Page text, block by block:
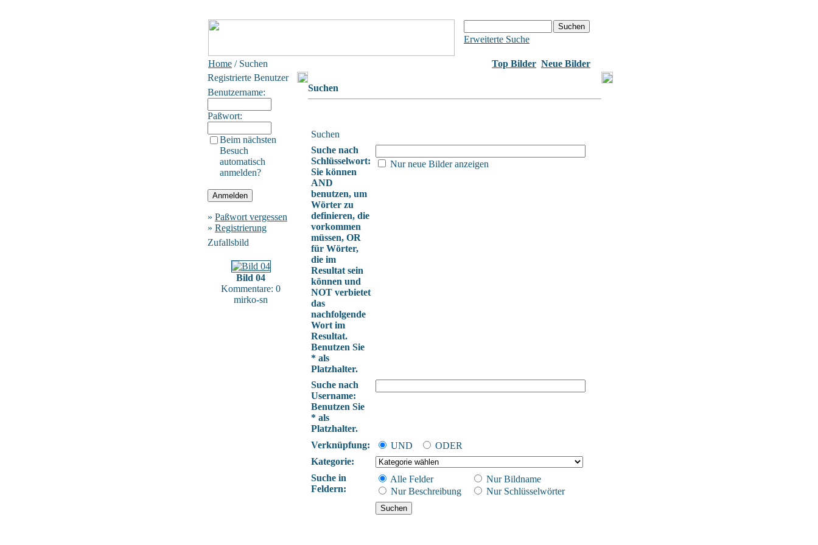
Erweiterte Suche
Home / Suchen Top Bilder Neue Bilder
Registrierte Benutzer
Benutzername:
Paßwort:
Beim nächsten
Besuch
automatisch
anmelden?
» Paßwort vergessen
» Registrierung
Zufallsbild
Bild 04
Kommentare: 0
mirko-sn
Suchen
Suchen
Suche nach
Schlüsselwort:
Sie können
AND
benutzen, um
Wörter zu
definieren, die
vorkommen
müssen, OR
für Wörter,
die im
Resultat sein
können und
NOT verbietet
das
nachfolgende
Wort im
Resultat.
Benutzen Sie
* als
Platzhalter.
Nur neue Bilder anzeigen
Suche nach
Username:
Benutzen Sie
* als
Platzhalter.
Verknüpfung:
UND
ODER
Kategorie:
Suche in
Feldern:
Alle Felder
Nur Bildname
Nur Beschreibung
Nur Schlüsselwörter